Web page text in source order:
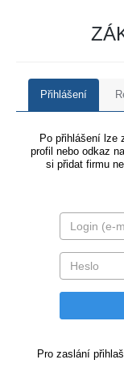
Přihlášení
Po přihlášení lze
profil nebo odkaz
si přidat firmu
Pro zaslání